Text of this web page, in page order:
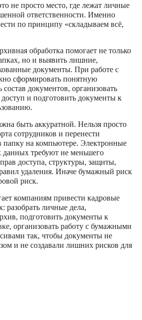
не просто место, где лежат личные
ответственности. Именно
по принципу «складываем всё,
обработка помогает не только
но и выявить лишние,
документы. При работе с
сформировать понятную
состав документов, организовать
и подготовить документы к
быть аккуратной. Нельзя просто
сотрудников и перенести
папку на компьютере. Электронные
данных требуют не меньшего
доступа, структуры, защиты,
удаления. Иначе бумажный риск
риск.
компаниям привести кадровые
разобрать личные дела,
подготовить документы к
организовать работу с бумажными
так, чтобы документы не
и не создавали лишних рисков для